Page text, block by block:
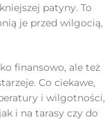
patyny. To
je przed wilgocią,
finansowo, ale też
Co ciekawe,
i wilgotności,
i na tarasy czy do